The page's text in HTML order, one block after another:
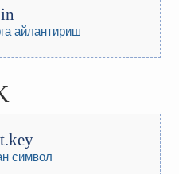
айлантириш
символ